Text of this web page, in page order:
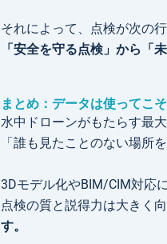
それによって、点検が次の
「安全を守る点検」から「
まとめ：データは使ってこ
水中ドローンがもたらす最大
「誰も見たことのない場所
3Dモデル化やBIM/CIM対応に
点検の質と説得力は大きく向
す。